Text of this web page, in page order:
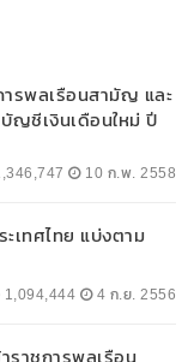
รพลเรือนสามัญ และ
ญชีเงินเดือนใหม่ ปี
10 ก.พ. 2558
เทศไทย แบ่งตาม
1,094,444 4 ก.ย. 2556